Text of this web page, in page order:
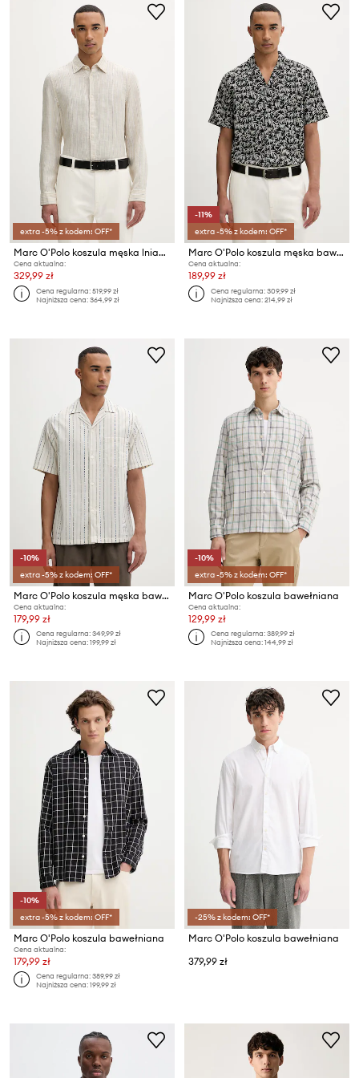
extra -5% z kodem: OFF*
Marc O'Polo koszula męska lniana
Cena aktualna:
329,99 zł
Cena regularna:519,99 zł
Najniższa cena:364,99 zł
-11%
extra -5% z kodem: OFF*
Marc O'Polo koszula męska bawełniana
Cena aktualna:
189,99 zł
Cena regularna:309,99 zł
Najniższa cena:214,99 zł
-10%
extra -5% z kodem: OFF*
Marc O'Polo koszula męska bawełniana
Cena aktualna:
179,99 zł
Cena regularna:349,99 zł
Najniższa cena:199,99 zł
-10%
extra -5% z kodem: OFF*
Marc O'Polo koszula bawełniana
Cena aktualna:
129,99 zł
Cena regularna:389,99 zł
Najniższa cena:144,99 zł
-10%
extra -5% z kodem: OFF*
Marc O'Polo koszula bawełniana
Cena aktualna:
179,99 zł
Cena regularna:389,99 zł
Najniższa cena:199,99 zł
-25% z kodem: OFF*
Marc O'Polo koszula bawełniana
379,99 zł